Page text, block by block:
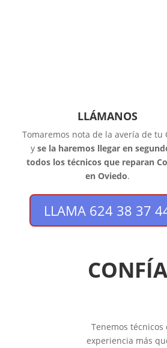
LLÁMANOS
Tomaremos nota de la avería de tu
y se la haremos llegar en
todos los técnicos que reparan
en Oviedo.
LLAMA 624 38 37
Tenemos
experiencia más